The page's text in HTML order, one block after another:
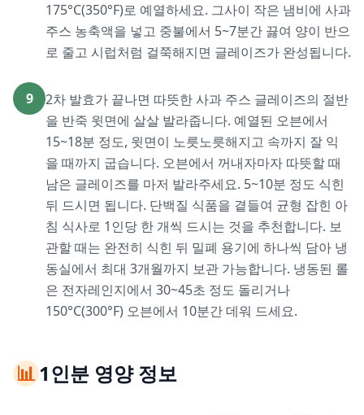
175°C(350°F)로 예열하세요. 그사이 작은 냄비에 사과
주스 농축액을 넣고 중불에서 5~7분간 끓여 양이 반으
로 줄고 시럽처럼 걸쭉해지면 글레이즈가 완성됩니다.
9
2차 발효가 끝나면 따뜻한 사과 주스 글레이즈의 절반
을 반죽 윗면에 살살 발라줍니다. 예열된 오븐에서
15~18분 정도, 윗면이 노릇노릇해지고 속까지 잘 익
을 때까지 굽습니다. 오븐에서 꺼내자마자 따뜻할 때
남은 글레이즈를 마저 발라주세요. 5~10분 정도 식힌
뒤 드시면 됩니다. 단백질 식품을 곁들여 균형 잡힌 아
침 식사로 1인당 한 개씩 드시는 것을 추천합니다. 보
관할 때는 완전히 식힌 뒤 밀폐 용기에 하나씩 담아 냉
동실에서 최대 3개월까지 보관 가능합니다. 냉동된 롤
은 전자레인지에서 30~45초 정도 돌리거나
150°C(300°F) 오븐에서 10분간 데워 드세요.
📊1인분 영양 정보